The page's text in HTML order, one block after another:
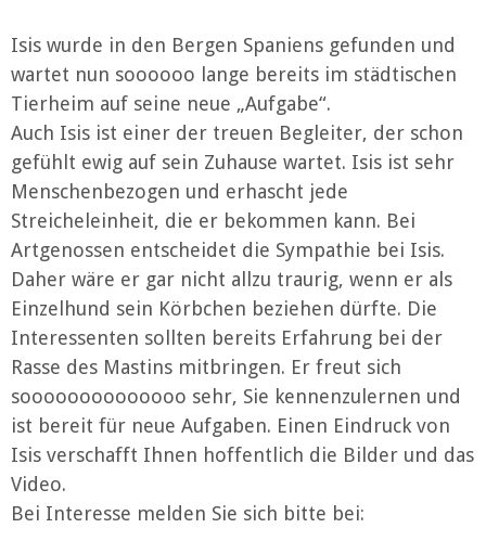
Isis wurde in den Bergen Spaniens gefunden und
wartet nun soooooo lange bereits im städtischen
Tierheim auf seine neue „Aufgabe“.
Auch Isis ist einer der treuen Begleiter, der schon
gefühlt ewig auf sein Zuhause wartet. Isis ist sehr
Menschenbezogen und erhascht jede
Streicheleinheit, die er bekommen kann. Bei
Artgenossen entscheidet die Sympathie bei Isis.
Daher wäre er gar nicht allzu traurig, wenn er als
Einzelhund sein Körbchen beziehen dürfte. Die
Interessenten sollten bereits Erfahrung bei der
Rasse des Mastins mitbringen. Er freut sich
soooooooooooooo sehr, Sie kennenzulernen und
ist bereit für neue Aufgaben. Einen Eindruck von
Isis verschafft Ihnen hoffentlich die Bilder und das
Video.
Bei Interesse melden Sie sich bitte bei: